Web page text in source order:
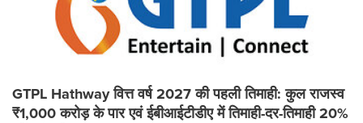
GTPL Hathway वित्त वर्ष 2027 की पहली तिमाही: कुल राजस्व
₹1,000 करोड़ के पार एवं ईबीआईटीडीए में तिमाही-दर-तिमाही 20%